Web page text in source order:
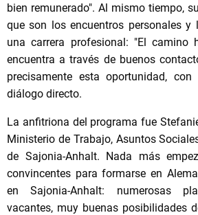
bien remunerado". Al mismo tiempo,
que son los encuentros personales y
una carrera profesional: "El camino
encuentra a través de buenos
precisamente esta oportunidad,
diálogo directo.
La anfitriona del programa fue
Ministerio de Trabajo, Asuntos
de Sajonia-Anhalt. Nada más
convincentes para formarse en
en Sajonia-Anhalt: numerosas
vacantes, muy buenas posibilidades